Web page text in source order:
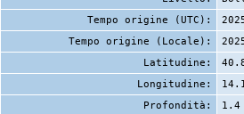
Tempo origine (UTC):
Tempo origine (Locale):
Latitudine:
Longitudine:
Profondità:
1.4